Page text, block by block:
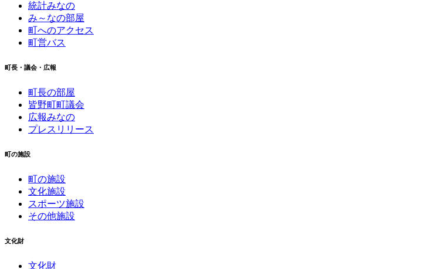
統計みなの
み～なの部屋
町へのアクセス
町営バス
町長・議会・広報
町長の部屋
皆野町町議会
広報みなの
プレスリリース
町の施設
町の施設
文化施設
スポーツ施設
その他施設
文化財
文化財